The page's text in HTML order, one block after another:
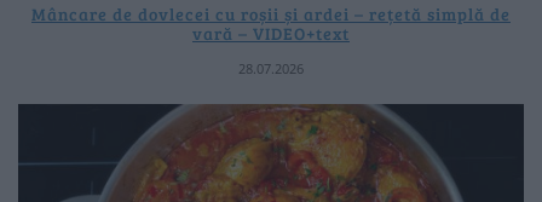
Mâncare de dovlecei cu roșii și ardei – rețetă simplă de
vară – VIDEO+text
28.07.2026